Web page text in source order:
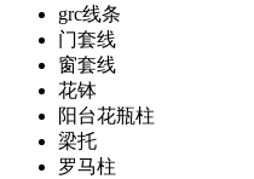
grc线条
门套线
窗套线
花钵
阳台花瓶柱
梁托
罗马柱